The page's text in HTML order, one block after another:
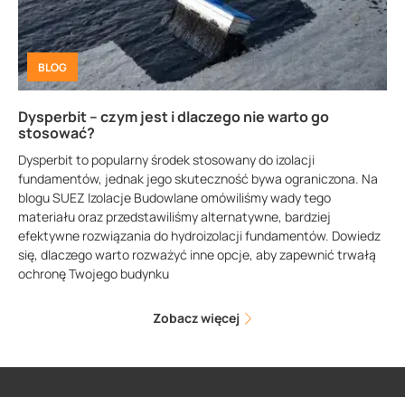
BLOG
Dysperbit – czym jest i dlaczego nie warto go
stosować?
Dysperbit to popularny środek stosowany do izolacji
fundamentów, jednak jego skuteczność bywa ograniczona. Na
blogu SUEZ Izolacje Budowlane omówiliśmy wady tego
materiału oraz przedstawiliśmy alternatywne, bardziej
efektywne rozwiązania do hydroizolacji fundamentów. Dowiedz
się, dlaczego warto rozważyć inne opcje, aby zapewnić trwałą
ochronę Twojego budynku
Zobacz więcej